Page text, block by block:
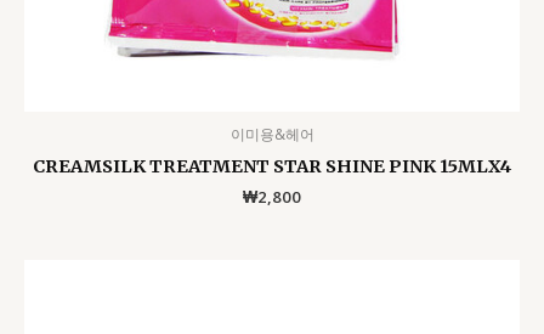
이미용&헤어
CREAMSILK TREATMENT STAR SHINE PINK 15MLX4
₩2,800